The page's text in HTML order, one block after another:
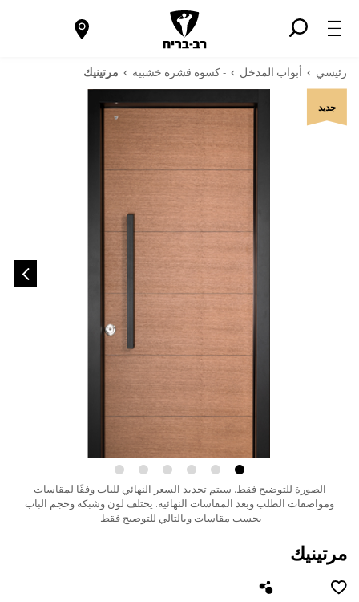
رئيسي أبواب المدخل - كسوة قشرة خشبية مرتينيك
مرتينيك
جديد
الصورة للتوضيح فقط. سيتم تحديد السعر النهائي للباب وفقًا لمقاسات
ومواصفات الطلب وبعد المقاسات النهائية. يختلف لون وشبكة وحجم الباب
بحسب مقاسات وبالتالي للتوضيح فقط.